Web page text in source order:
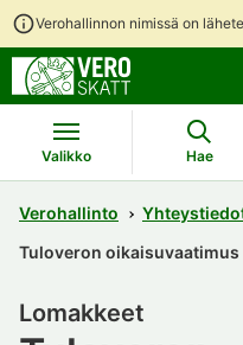
Verohallinnon nimissä on
Valikko Hae
Verohallinto
Tuloveron
Lomakkeet